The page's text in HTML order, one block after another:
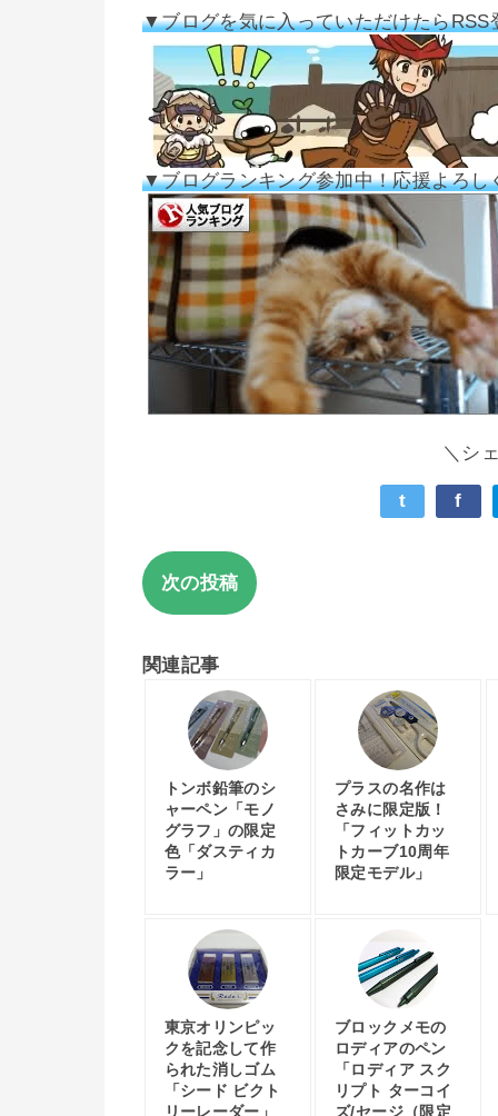
▼ブログを気に入っていただけたらRSS
▼ブログランキング参加中！応援よろし
＼シ
t f
次の投稿
関連記事
トンボ鉛筆のシ
ャーペン「モノ
グラフ」の限定
色「ダスティカ
ラー」
プラスの名作は
さみに限定版！
「フィットカッ
トカーブ10周年
限定モデル」
東京オリンピッ
クを記念して作
られた消しゴム
「シード ビクト
リーレーダー」
ブロックメモの
ロディアのペン
「ロディア スク
リプト ターコイ
ズ/セージ（限定